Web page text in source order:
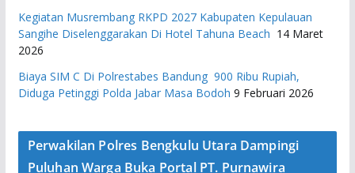
Kegiatan Musrembang RKPD 2027 ​Kabupaten Kepulauan
Sangihe Diselenggarakan Di Hotel Tahuna Beach 14 Maret
2026
Biaya SIM C Di Polrestabes Bandung 900 Ribu Rupiah,
Diduga Petinggi Polda Jabar Masa Bodoh 9 Februari 2026
Perwakilan Polres Bengkulu Utara Dampingi
Puluhan Warga Buka Portal PT. Purnawira